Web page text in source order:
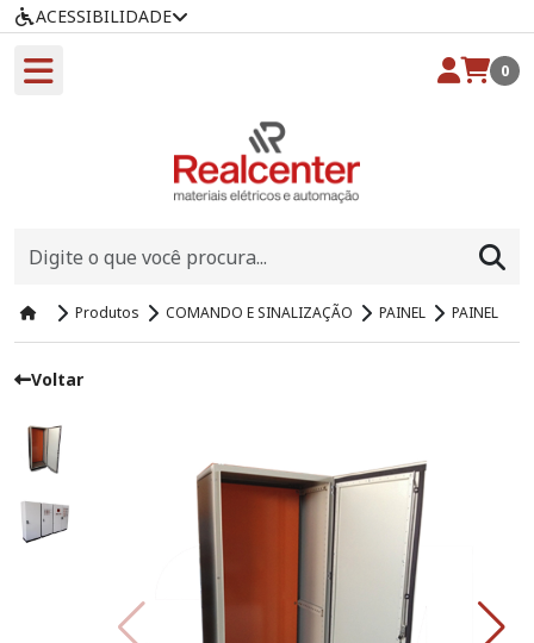
ACESSIBILIDADE
0
Produtos COMANDO E SINALIZAÇÃO PAINEL PAINEL
Voltar